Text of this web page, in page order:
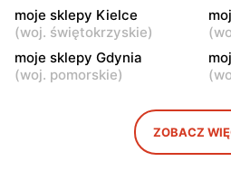
moje sklepy
Hyżne, ul. Hyżne 100
Niebylec, ul. Niebylec 139
moje sklepy Kielce
(woj. świętokrzyskie)
(
moje sklepy Gdynia
(woj. pomorskie)
(
ZOBACZ